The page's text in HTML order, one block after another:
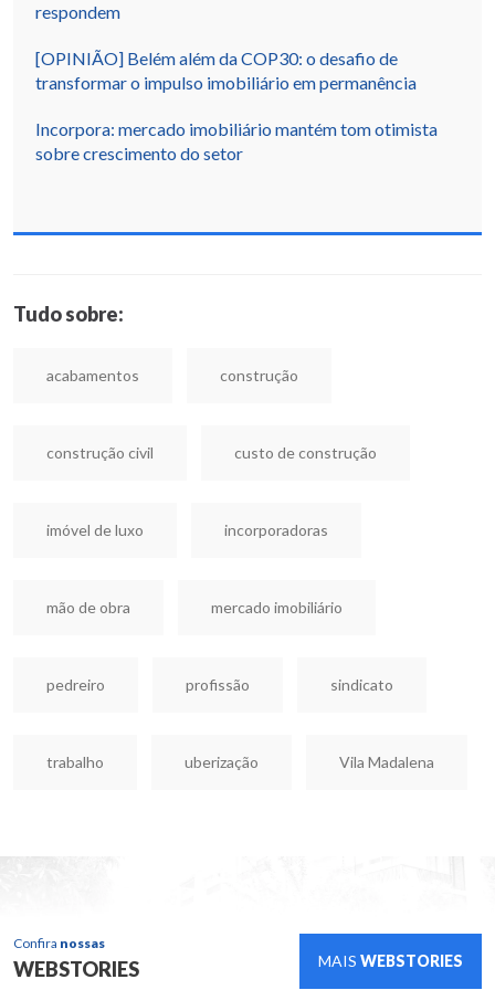
respondem
[OPINIÃO] Belém além da COP30: o desafio de
transformar o impulso imobiliário em permanência
Incorpora: mercado imobiliário mantém tom otimista
sobre crescimento do setor
Tudo sobre:
acabamentos construção
construção civil custo de construção
imóvel de luxo incorporadoras
mão de obra mercado imobiliário
pedreiro profissão sindicato
trabalho uberização Vila Madalena
Confira nossas
WEBSTORIES MAIS WEBSTORIES